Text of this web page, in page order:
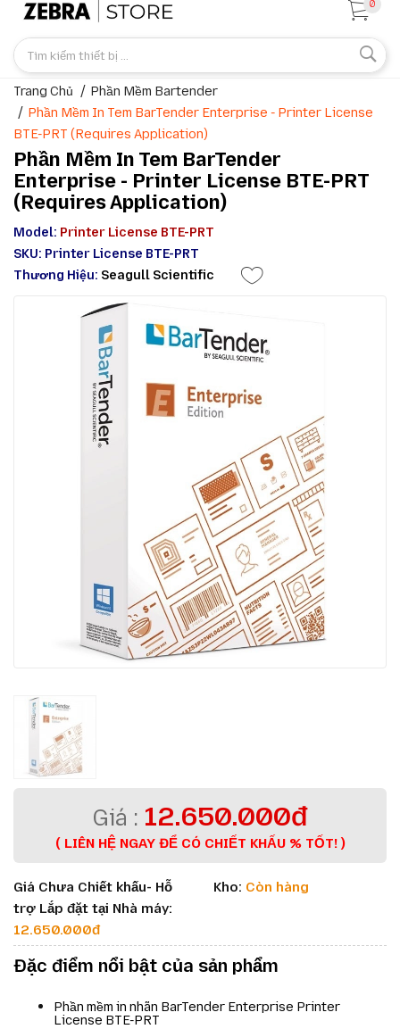
0
Trang Chủ
Phần Mềm Bartender
Phần Mềm In Tem BarTender Enterprise - Printer License
BTE-PRT (requires Application)
Phần Mềm In Tem BarTender
Enterprise - Printer License BTE-PRT
(requires Application)
Model: Printer License BTE-PRT
SKU: Printer License BTE-PRT
Thương Hiệu: Seagull Scientific
12.650.000đ
( LIÊN HỆ NGAY ĐỂ CÓ CHIẾT KHẤU % TỐT! )
Giá Chưa Chiết khấu- Hỗ
trợ Lắp đặt tại Nhà máy:
12.650.000đ
Kho: Còn hàng
Đặc điểm nổi bật của sản phẩm
Phần mềm in nhãn BarTender Enterprise Printer
License BTE-PRT